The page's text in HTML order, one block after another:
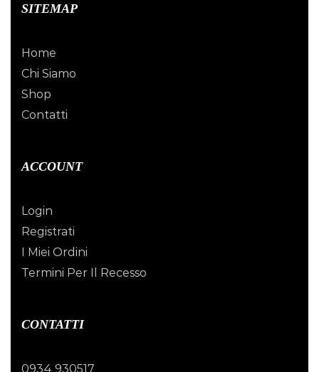
SITEMAP
Home
Chi Siamo
Shop
Contatti
ACCOUNT
Login
Registrati
I Miei Ordini
Termini Per Il Recesso
CONTATTI
0934 930517